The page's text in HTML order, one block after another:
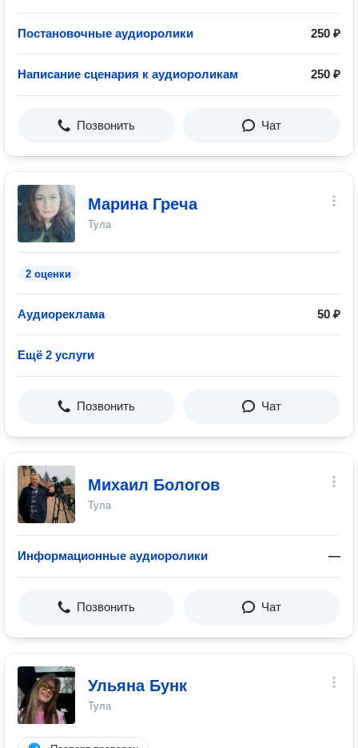
Постановочные аудиоролики 250 ₽
Написание сценария к аудиороликам 250 ₽
Позвонить Чат
Марина Греча
Тула
2 оценки
Аудиореклама 50 ₽
Ещё 2 услуги
Позвонить Чат
Михаил Бологов
Тула
Информационные аудиоролики —
Позвонить Чат
Ульяна Бунк
Тула